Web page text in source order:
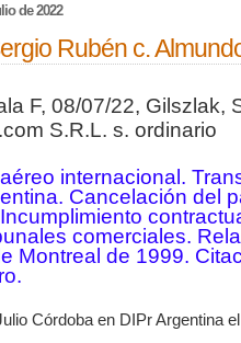
de 2022
Rubén c.
F, 08/07/22, Gilszlak,
S.R.L. s. ordinario
internacional.
Cancelación del
comerciales.
Montreal de 1999.
Córdoba en DIPr Argentina